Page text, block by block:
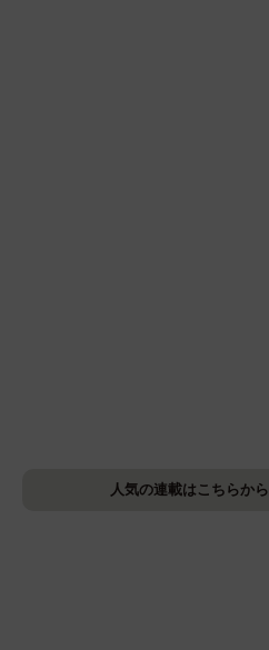
人気の連載はこちらから